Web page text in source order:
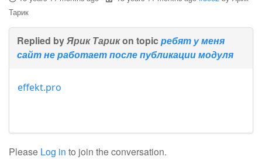
Тарик
Replied byЯрик Тарикon topic ребят у меня
сайт не работает после публикации модуля
effekt.pro
Please Log in to join the conversation.